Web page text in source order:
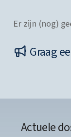
Er zijn (nog)
Graag
Actuele